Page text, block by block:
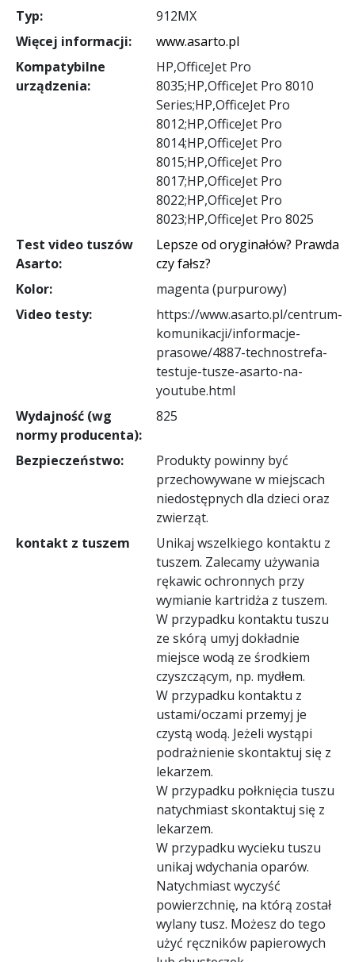
Typ:
912MX
Więcej informacji:
www.asarto.pl
Kompatybilne
urządzenia:
HP,OfficeJet Pro
8035;HP,OfficeJet Pro 8010
Series;HP,OfficeJet Pro
8012;HP,OfficeJet Pro
8014;HP,OfficeJet Pro
8015;HP,OfficeJet Pro
8017;HP,OfficeJet Pro
8022;HP,OfficeJet Pro
8023;HP,OfficeJet Pro 8025
Test video tuszów
Asarto:
Lepsze od oryginałów? Prawda
czy fałsz?
Kolor:
magenta (purpurowy)
Video testy:
https://www.asarto.pl/centrum-
komunikacji/informacje-
prasowe/4887-technostrefa-
testuje-tusze-asarto-na-
youtube.html
Wydajność (wg
normy producenta):
825
Bezpieczeństwo:
Produkty powinny być
przechowywane w miejscach
niedostępnych dla dzieci oraz
zwierząt.
kontakt z tuszem
Unikaj wszelkiego kontaktu z
tuszem. Zalecamy używania
rękawic ochronnych przy
wymianie kartridża z tuszem.
W przypadku kontaktu tuszu
ze skórą umyj dokładnie
miejsce wodą ze środkiem
czyszczącym, np. mydłem.
W przypadku kontaktu z
ustami/oczami przemyj je
czystą wodą. Jeżeli wystąpi
podrażnienie skontaktuj się z
lekarzem.
W przypadku połknięcia tuszu
natychmiast skontaktuj się z
lekarzem.
W przypadku wycieku tuszu
unikaj wdychania oparów.
Natychmiast wyczyść
powierzchnię, na którą został
wylany tusz. Możesz do tego
użyć ręczników papierowych